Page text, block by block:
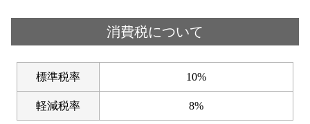
消費税について
標準税率 10%
軽減税率 8%